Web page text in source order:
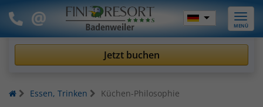
Jetzt buchen
Toggle
MENÜ
Essen, Trinken Küchen-Philosophie